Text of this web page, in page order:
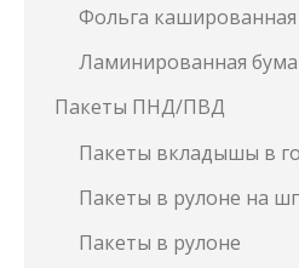
Фольга кашированная
Ламинированная
Пакеты ПНД/ПВД
Пакеты вкладышы в
Пакеты в рулоне на
Пакеты в рулоне